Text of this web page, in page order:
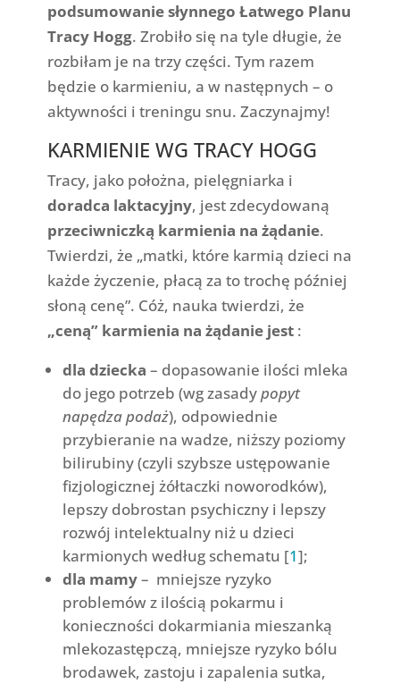
podsumowanie słynnego Łatwego Planu
Tracy Hogg. Zrobiło się na tyle długie, że
rozbiłam je na trzy części. Tym razem
będzie o karmieniu, a w następnych – o
aktywności i treningu snu. Zaczynajmy!
KARMIENIE WG TRACY HOGG
Tracy, jako położna, pielęgniarka i
doradca laktacyjny, jest zdecydowaną
przeciwniczką karmienia na żądanie.
Twierdzi, że „matki, które karmią dzieci na
każde życzenie, płacą za to trochę później
słoną cenę”. Cóż, nauka twierdzi, że
„ceną” karmienia na żądanie jest :
dla dziecka – dopasowanie ilości mleka
do jego potrzeb (wg zasadypopyt
napędza podaż), odpowiednie
przybieranie na wadze, niższy poziomy
bilirubiny (czyli szybsze ustępowanie
fizjologicznej żółtaczki noworodków),
lepszy dobrostan psychiczny i lepszy
rozwój intelektualny niż u dzieci
karmionych według schematu [1];
dla mamy– mniejsze ryzyko
problemów z ilością pokarmu i
konieczności dokarmiania mieszanką
mlekozastępczą, mniejsze ryzyko bólu
brodawek, zastoju i zapalenia sutka,